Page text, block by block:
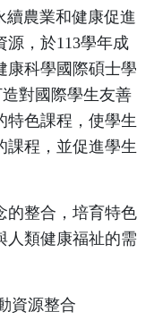
農業和健康促進
源，於113學年成
康科學國際碩士學
對國際學生友善
特色課程，使學生
課程，並促進學生
的整合，培育特色
人類健康福祉的需
資源整合